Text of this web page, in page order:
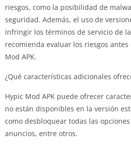
riesgos, como la posibilidad de
seguridad. Además, el uso de
infringir los términos de servicio de
recomienda evaluar los riesgos
Mod APK.
¿Qué características adicionales
Hypic Mod APK puede ofrecer
no están disponibles en la versión
como desbloquear todas las
anuncios, entre otros.